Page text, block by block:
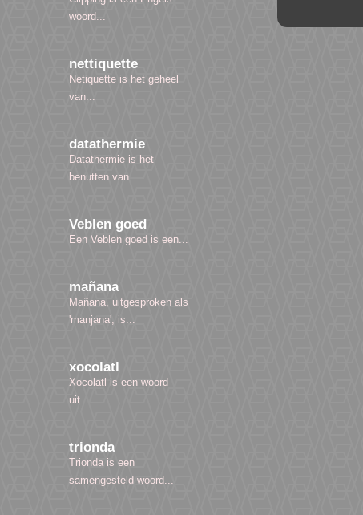
woord...
nettiquette
Netiquette is het geheel
van...
datathermie
Datathermie is het
benutten van...
Veblen goed
Een Veblen goed is een...
mañana
Mañana, uitgesproken als
'manjana', is...
xocolatl
Xocolatl is een woord
uit...
trionda
Trionda is een
samengesteld woord...